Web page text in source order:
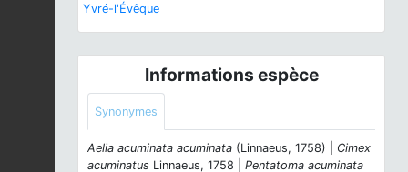
Yvré-l'Évêque
Informations espèce
Synonymes
Aelia acuminata acuminata (Linnaeus, 1758) | Cimex
acuminatus Linnaeus, 1758 | Pentatoma acuminata